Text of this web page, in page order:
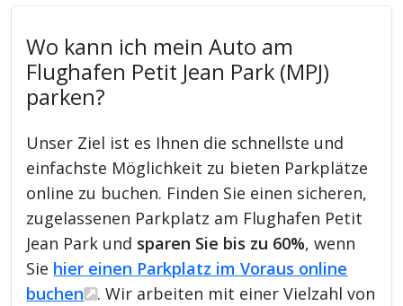
Wo kann ich mein Auto am
Flughafen Petit Jean Park (MPJ)
parken?
Unser Ziel ist es Ihnen die schnellste und
einfachste Möglichkeit zu bieten Parkplätze
online zu buchen. Finden Sie einen sicheren,
zugelassenen Parkplatz am Flughafen Petit
Jean Park und sparen Sie bis zu 60%, wenn
Sie hier einen Parkplatz im Voraus online
buchen
. Wir arbeiten mit einer Vielzahl von